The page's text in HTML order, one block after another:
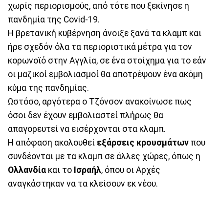
χωρίς περιορισμούς, από τότε που ξεκίνησε η
πανδημία της Covid-19.
Η βρετανική κυβέρνηση άνοιξε ξανά τα κλαμπ και
ήρε σχεδόν όλα τα περιοριστικά μέτρα για τον
κορωνοϊό στην Αγγλία, σε ένα στοίχημα για το εάν
οι μαζικοί εμβολιασμοί θα αποτρέψουν ένα ακόμη
κύμα της πανδημίας.
Ωστόσο, αργότερα ο Τζόνσον ανακοίνωσε πως
όσοι δεν έχουν εμβολιαστεί πλήρως θα
απαγορευτεί να εισέρχονται στα κλαμπ.
Η απόφαση ακολουθεί εξάρσεις κρουσμάτων που
συνδέονται με τα κλαμπ σε άλλες χώρες, όπως η
Ολλανδία και το Ισραήλ, όπου οι Αρχές
αναγκάστηκαν να τα κλείσουν εκ νέου.